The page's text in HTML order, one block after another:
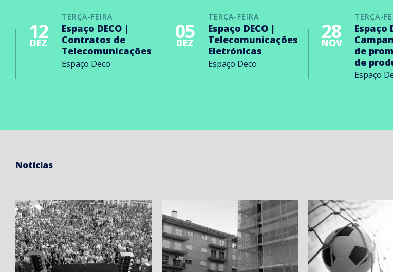
TERÇA-FEIRA
12
DEZ
Espaço DECO |
Contratos de
Telecomunicações
Espaço Deco
TERÇA-FEIRA
05
DEZ
Espaço DECO |
Telecomunicações
Eletrónicas
Espaço Deco
TERÇA-
28
NOV
Espaço
de
de
Espaço
Notícias